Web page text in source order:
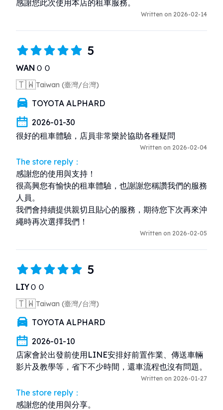
感謝您此次使用本店的租車服務。
Written on 2026-02-14
5
WANＯＯ
🇹🇼Taiwan (臺灣/台灣)
TOYOTA ALPHARD
2026-01-30
很好的租車體驗，店員非常樂於協助各種疑問
Written on 2026-02-04
The store reply：
感謝您的使用與支持！
很高興您有愉快的租車體驗，也謝謝您稱讚我們的服務
人員。
我們會持續提供親切且貼心的服務，期待您下次再來沖
繩時再次選擇我們！
Written on 2026-02-05
5
LIYＯＯ
🇹🇼Taiwan (臺灣/台灣)
TOYOTA ALPHARD
2026-01-10
店家會於出發前使用LINE安排好前置作業、傳送車輛
影片及教學等，省下不少時間，還車流程也沒有問題。
Written on 2026-01-27
The store reply：
感謝您的使用與分享。